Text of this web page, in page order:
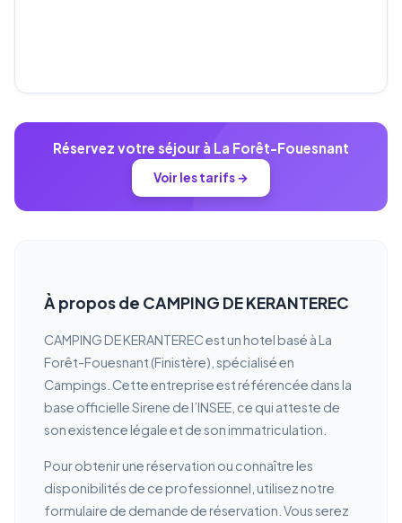
Réservez votre séjour à La Forêt-Fouesnant
Voir les tarifs →
À propos de CAMPING DE KERANTEREC
CAMPING DE KERANTEREC est un hotel basé à La
Forêt-Fouesnant (Finistère), spécialisé en
Campings. Cette entreprise est référencée dans la
base officielle Sirene de l’INSEE, ce qui atteste de
son existence légale et de son immatriculation.
Pour obtenir une réservation ou connaître les
disponibilités de ce professionnel, utilisez notre
formulaire de demande de réservation. Vous serez